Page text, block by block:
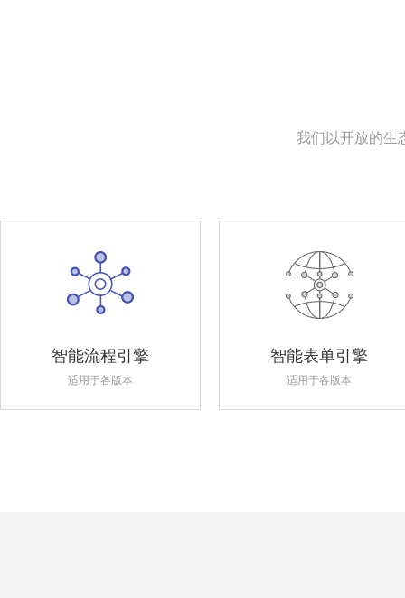
我们以开放的生
智能流程引擎
适用于各版本
智能表单引擎
适用于各版本